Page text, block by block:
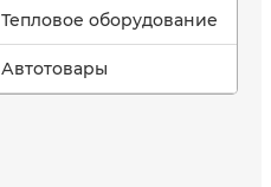
Тепловое оборудование
Автотовары